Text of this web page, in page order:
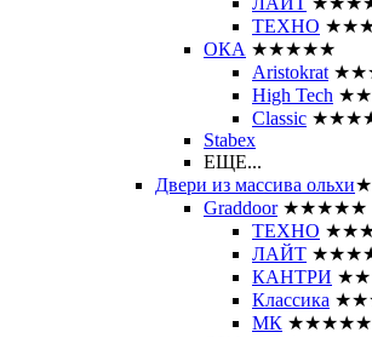
ТЕХНО
ОКА ★★★★★
Aristokrat
High Tech
Classic
Stabex
ЕЩЕ...
Двери из массива ольхи
Graddoor ★★★★★
ТЕХНО
ЛАЙТ
КАНТРИ
Классика
МК ★★★★★